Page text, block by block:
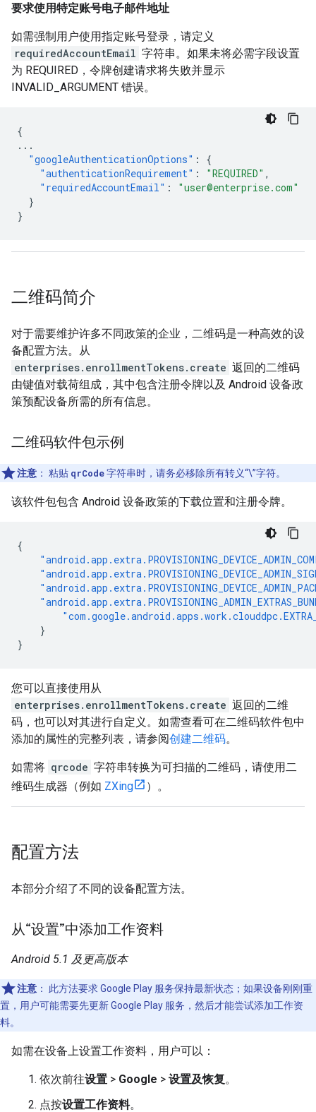
要求使用特定账号电子邮件地址
如需强制用户使用指定账号登录，请定义
requiredAccountEmail 字符串。如果未将必需字段设置
为 REQUIRED，令牌创建请求将失败并显示
INVALID_ARGUMENT 错误。
{
...
"googleAuthenticationOptions" :
{
"authenticationRequirement" : "REQUIRED" ,
"requiredAccountEmail" :
"user@enterprise.com"
}
}
二维码简介
对于需要维护许多不同政策的企业，二维码是一种高效的设
备配置方法。从
enterprises.enrollmentTokens.create 返回的二维码
由键值对载荷组成，其中包含注册令牌以及 Android 设备政
策预配设备所需的所有信息。
二维码软件包示例
注意 ： 粘贴 qrCode字符串时，请务必移除所有转义“\”字符。
该软件包包含 Android 设备政策的下载位置和注册令牌。
{
}
}
您可以直接使用从
enterprises.enrollmentTokens.create 返回的二维
码，也可以对其进行自定义。如需查看可在二维码软件包中
添加的属性的完整列表，请参阅创建二维码。
如需将 qrcode 字符串转换为可扫描的二维码，请使用二
维码生成器（例如 ZXing ）。
配置方法
本部分介绍了不同的设备配置方法。
从“设置”中添加工作资料
Android 5.1 及更高版本
注意 ：
此方法要求 Google Play 服务保持最新状态；如果设备刚刚重
置，用户可能需要先更新 Google Play 服务，然后才能尝试添加工作资
料。
如需在设备上设置工作资料，用户可以：
依次前往设置 > Google > 设置及恢复。
点按设置工作资料。